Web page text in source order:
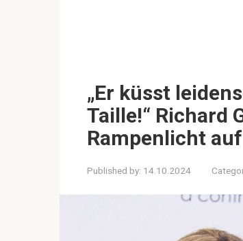
„Er küsst
Taille!“ Richard
Rampenlicht
Published by: 14.10.2024